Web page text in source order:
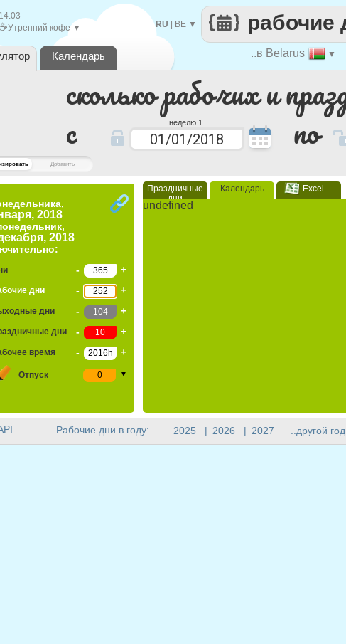
Добавить
сколько рабочих и
c
неделю 1 по
2018
2018
- +
дни - +
дни - +
дни - +
время - +
Отпуск ▼
Праздничные
дни
Календарь Excel
undefined
..в Belarus ▼
рабочие
RU BE ▼
14:03
☕Утренний кофе ▼
Календарь
Рабочие дни в году: 2025 | 2026 | 2027 ..другой год